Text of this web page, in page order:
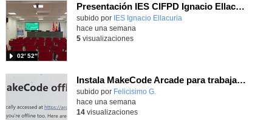
Presentación IES CIFPD Ignacio Ellacuría
Contenido educativo.
subido por IES Ignacio Ellacuria
02′ 52″
hace una semana
5visualizaciones
Instala MakeCode Arcade para trabajar offline en tu tablet, ordenador, Chromebook
Contenido educativo.
subido por Felicisimo G.
hace una semana
14visualizaciones